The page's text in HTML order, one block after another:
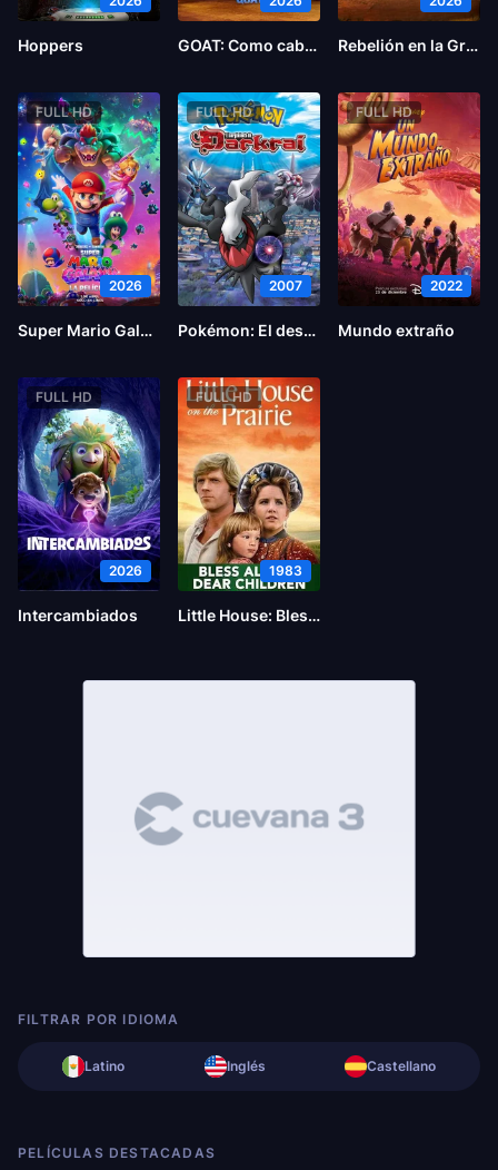
Hoppers GOAT: Como cabras Rebelión en la Granja
FULL HD
2026
Super Mario Galaxy la película
FULL HD
2007
Pokémon: El desafío de Darkrai
FULL HD
2022
Mundo extraño
FULL HD
2026
Intercambiados
FULL HD
1983
Little House: Bless All the Dear Children
FILTRAR POR IDIOMA
Latino Inglés Castellano
PELÍCULAS DESTACADAS